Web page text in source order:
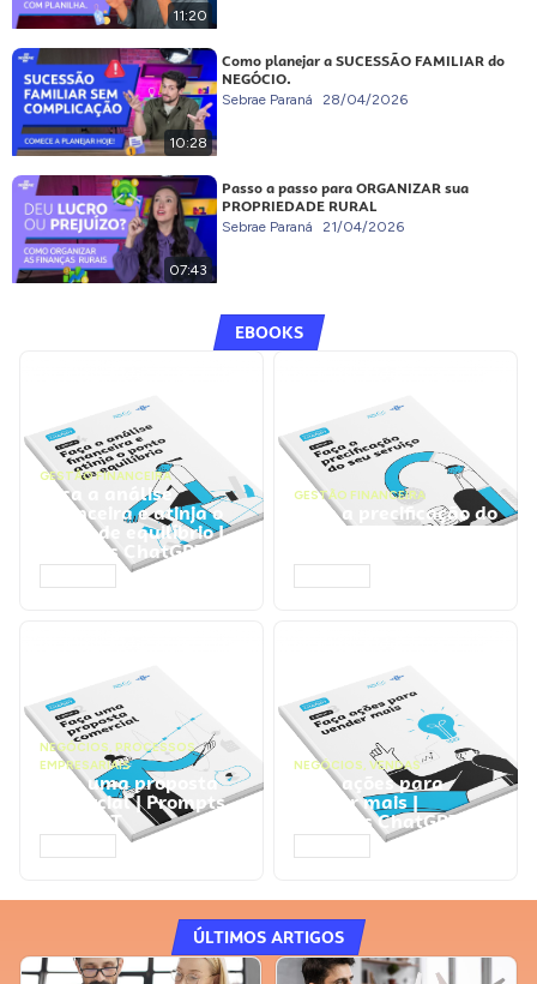
11:20
10:28
Como planejar a SUCESSÃO FAMILIAR do
NEGÓCIO.
Sebrae Paraná 28/04/2026
07:43
Passo a passo para ORGANIZAR sua
PROPRIEDADE RURAL
Sebrae Paraná 21/04/2026
EBOOKS
GESTÃO FINANCEIRA
Faça a análise
financeira e atinja o
ponto de equilíbrio |
Prompts ChatGPT
GESTÃO FINANCEIRA
Faça a precificação do
seu serviço | Prompts
NEGÓCIOS, PROCESSOS
EMPRESARIAIS
Faça uma proposta
comercial | Prompts
ChatGPT
NEGÓCIOS, VENDAS
Faça ações para
vender mais |
Prompts ChatGPT
ÚLTIMOS ARTIGOS